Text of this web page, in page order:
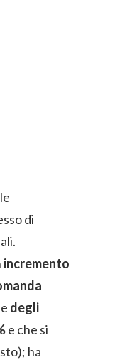
di
incremento
e degli
e che si
ha